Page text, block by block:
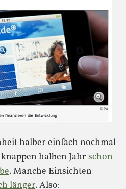
halber einfach nochmal
halben Jahr schon
. Manche Einsichten
länger. Also: